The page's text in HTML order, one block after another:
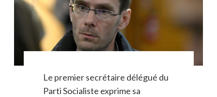
Le premier secrétaire délégué du
Parti Socialiste exprime sa